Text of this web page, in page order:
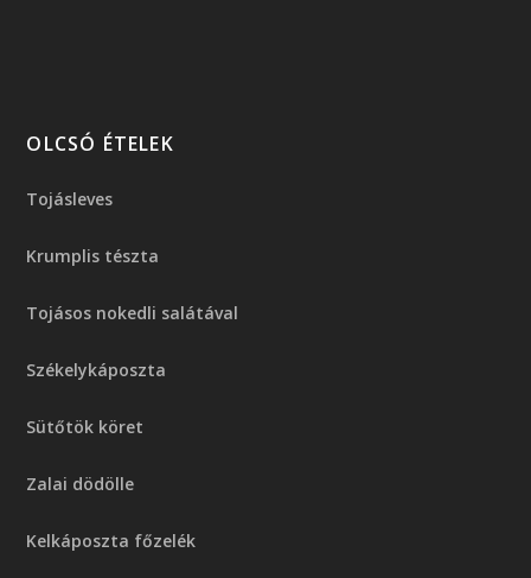
OLCSÓ ÉTELEK
Tojásleves
Krumplis tészta
Tojásos nokedli salátával
Székelykáposzta
Sütőtök köret
Zalai dödölle
Kelkáposzta főzelék